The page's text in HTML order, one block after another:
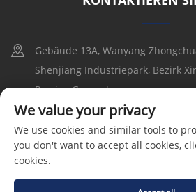
Gebäude 13A, Wanyang
Shenjiang Industriepark, Bezirk
Provinz Guangdong
+86-17316086390
[email protected]
We value your privacy
We use cookies and similar tools to
you don't want to accept all cookies,
cookies.